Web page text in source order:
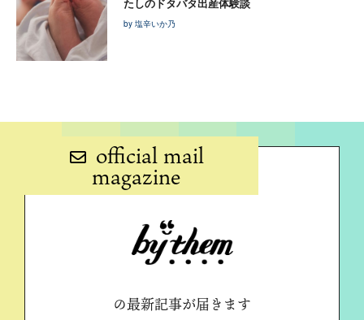
by 塩辛いか乃
official mail
magazine
の最新記事が届きます